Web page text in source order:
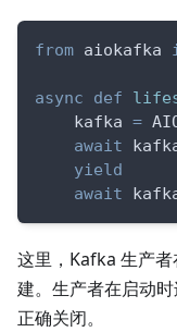
from aiokafka
async def
    kafka
=
await
yield
await
这里，Kafka 生产
建。生产者在启动
正确关闭。